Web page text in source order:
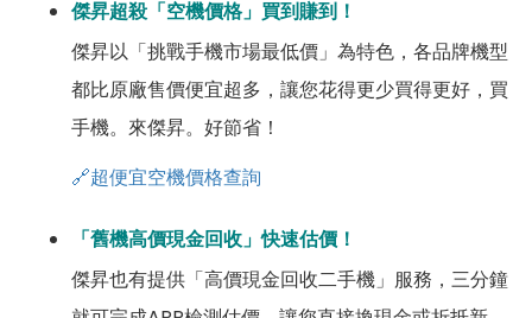
傑昇超殺「空機價格」買到賺到！
傑昇以「挑戰手機市場最低價」為特色，各品牌機型
都比原廠售價便宜超多，讓您花得更少買得更好，買
手機。來傑昇。好節省！
🔗超便宜空機價格查詢
「舊機高價現金回收」快速估價！
傑昇也有提供「高價現金回收二手機」服務，三分鐘